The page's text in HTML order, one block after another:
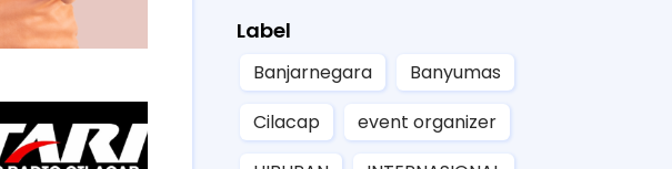
Label
Banjarnegara
Banyumas
Cilacap
event organizer